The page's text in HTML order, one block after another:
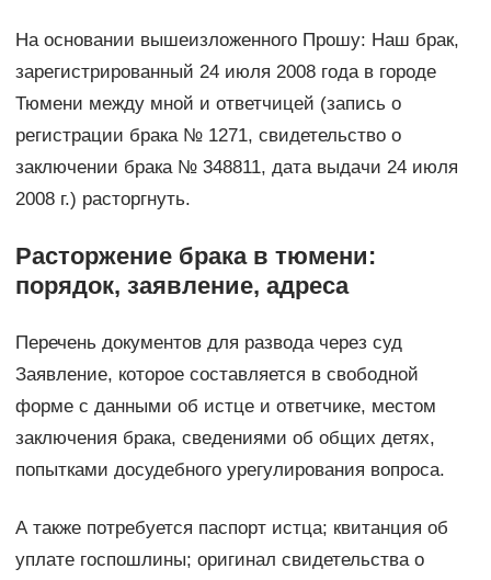
На основании вышеизложенного Прошу: Наш брак,
зарегистрированный 24 июля 2008 года в городе
Тюмени между мной и ответчицей (запись о
регистрации брака № 1271, свидетельство о
заключении брака № 348811, дата выдачи 24 июля
2008 г.) расторгнуть.
Расторжение брака в тюмени:
порядок, заявление, адреса
Перечень документов для развода через суд
Заявление, которое составляется в свободной
форме с данными об истце и ответчике, местом
заключения брака, сведениями об общих детях,
попытками досудебного урегулирования вопроса.
А также потребуется паспорт истца; квитанция об
уплате госпошлины; оригинал свидетельства о